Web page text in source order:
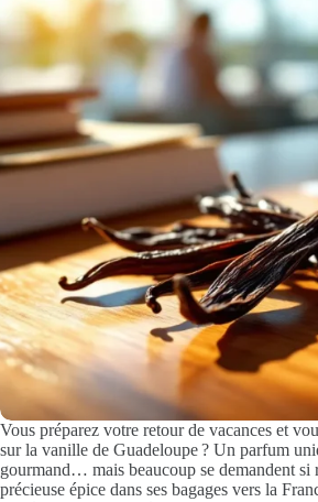
Vous préparez votre retour de vacances et
sur la vanille de Guadeloupe ? Un parfum
gourmand… mais beaucoup se demandent si
précieuse épice dans ses bagages vers la